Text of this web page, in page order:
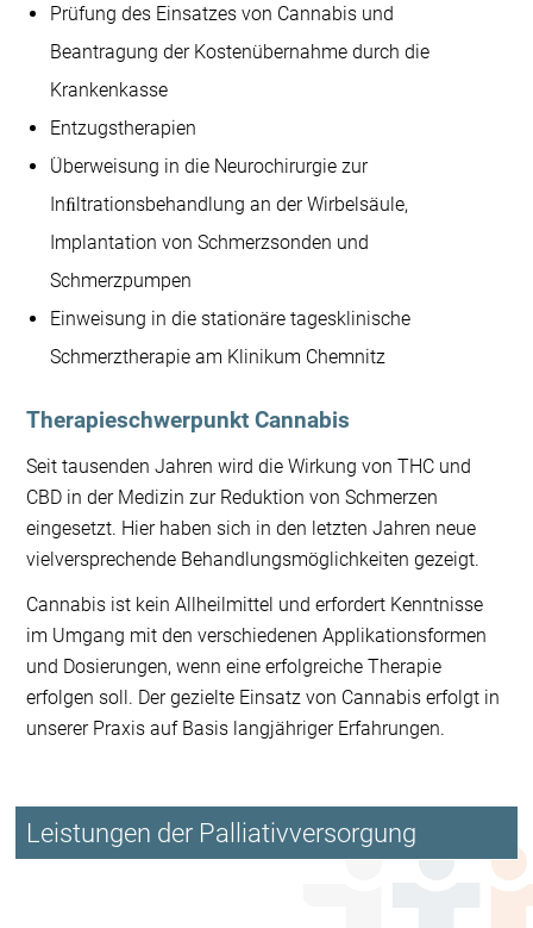
Prüfung des Einsatzes von Cannabis und
Beantragung der Kostenübernahme durch die
Krankenkasse
Entzugstherapien
Überweisung in die Neurochirurgie zur
Inﬁltrationsbehandlung an der Wirbelsäule,
Implantation von Schmerzsonden und
Schmerzpumpen
Einweisung in die stationäre tagesklinische
Schmerztherapie am Klinikum Chemnitz
Therapieschwerpunkt Cannabis
Seit tausenden Jahren wird die Wirkung von THC und
CBD in der Medizin zur Reduktion von Schmerzen
eingesetzt. Hier haben sich in den letzten Jahren neue
vielversprechende Behandlungsmöglichkeiten gezeigt.
Cannabis ist kein Allheilmittel und erfordert Kenntnisse
im Umgang mit den verschiedenen Applikationsformen
und Dosierungen, wenn eine erfolgreiche Therapie
erfolgen soll. Der gezielte Einsatz von Cannabis erfolgt in
unserer Praxis auf Basis langjähriger Erfahrungen.
Leistungen der Palliativversorgung